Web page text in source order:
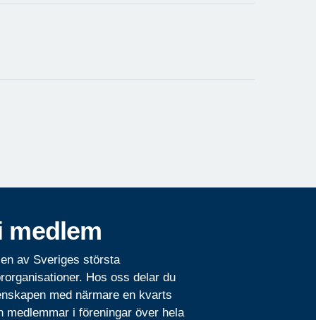
medlem
av Sveriges största
Hos oss delar du
med närmare en kvarts
medlemmar i föreningar över hela